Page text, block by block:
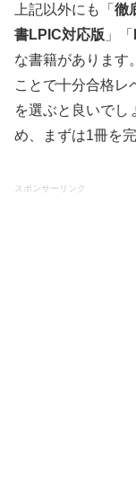
上記以外にも「 徹
書LPIC対応版 」「
な書籍があります
ことで十分合格レ
を選ぶと良いでし
め、まずは1冊を
スポンサーリンク